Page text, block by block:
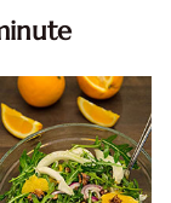
mancare. Idei